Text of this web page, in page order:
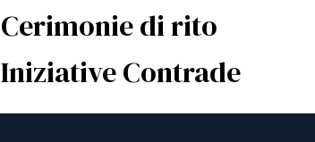
Cerimonie di rito
Iniziative Contrade